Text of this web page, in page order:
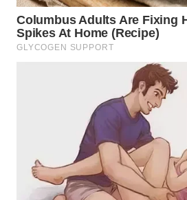
WN
KARAWANG
WN
DEPOK